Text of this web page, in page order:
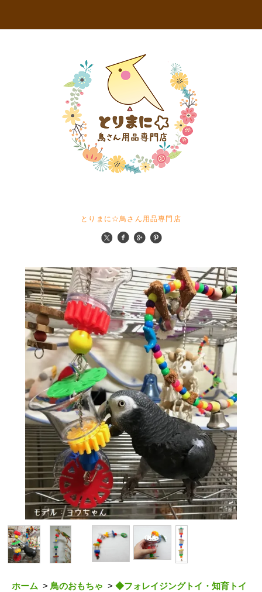
とりまに☆鳥さん用品専門店
ホーム > 鳥のおもちゃ > ◆フォレイジングトイ・知育トイ